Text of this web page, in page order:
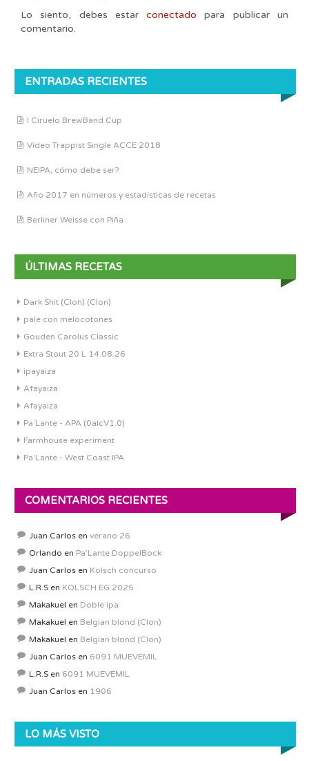
Lo siento, debes estarconectado para publicar un
comentario.
ENTRADAS RECIENTES
I Ciruelo BrewBand Cup
Vídeo Trappist Single ACCE 2018
NEIPA, cómo debe ser?
Año 2017 en números y estadísticas de recetas
Berliner Weisse con Piña
ÚLTIMAS RECETAS
Dark Shit (Clon) (Clon)
pale con melocotones
Gouden Carolus Classic
Extra Stout 20 L 14.08.26
ipayaiza
Afayaiza
Afayaiza
Pa´Lante - APA (0alcV1.0)
Farmhouse experiment
Pa'Lante - West Coast IPA
COMENTARIOS RECIENTES
Juan Carlos en verano 26
Orlando en Pa’Lante DoppelBock
Juan Carlos en Kolsch concurso
L.R.S en KOLSCH EG 2025
Makakuel en Doble ipa
Makakuel en Belgian blond (Clon)
Makakuel en Belgian blond (Clon)
Juan Carlos en 6091 MUEVEMIL
L.R.S en 6091 MUEVEMIL
Juan Carlos en 1906
LO MÁS VISTO